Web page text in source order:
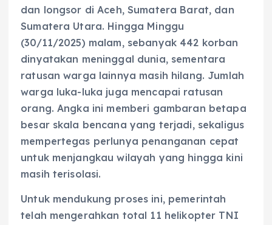
dan longsor di Aceh, Sumatera Barat, dan
Sumatera Utara. Hingga Minggu
(30/11/2025) malam, sebanyak 442 korban
dinyatakan meninggal dunia, sementara
ratusan warga lainnya masih hilang. Jumlah
warga luka-luka juga mencapai ratusan
orang. Angka ini memberi gambaran betapa
besar skala bencana yang terjadi, sekaligus
mempertegas perlunya penanganan cepat
untuk menjangkau wilayah yang hingga kini
masih terisolasi.
Untuk mendukung proses ini, pemerintah
telah mengerahkan total 11 helikopter TNI